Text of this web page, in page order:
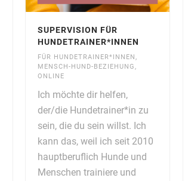
SUPERVISION FÜR
HUNDETRAINER*INNEN
FÜR HUNDETRAINER*INNEN,
MENSCH-HUND-BEZIEHUNG,
ONLINE
Ich möchte dir helfen,
der/die Hundetrainer*in zu
sein, die du sein willst. Ich
kann das, weil ich seit 2010
hauptberuflich Hunde und
Menschen trainiere und